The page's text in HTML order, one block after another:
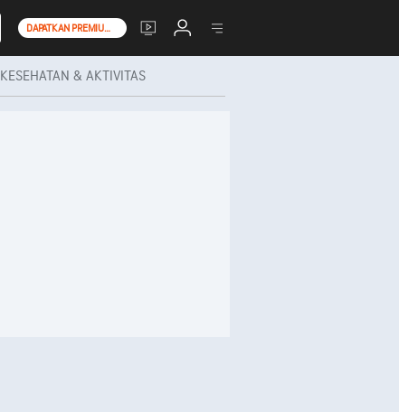
DAPATKAN PREMIUM+
KESEHATAN & AKTIVITAS